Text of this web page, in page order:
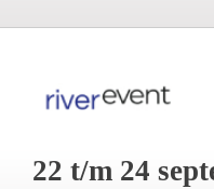
22 t/m 24